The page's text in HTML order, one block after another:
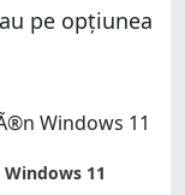
pe opțiunea